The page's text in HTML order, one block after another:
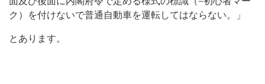
ク）を付けないで普通自動車を運転してはならない。」
とあります。